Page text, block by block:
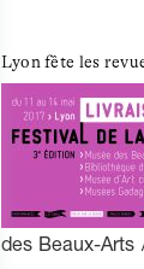
Lyon fête les
des Beaux-Arts